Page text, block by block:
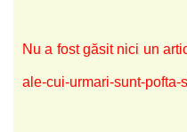
Nu a fost găsit nici un
ale-cui-urmari-sunt-pofta-